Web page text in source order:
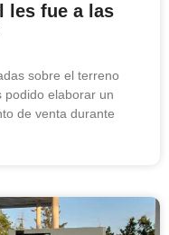
les fue a las
sobre el terreno
podido elaborar un
de venta durante